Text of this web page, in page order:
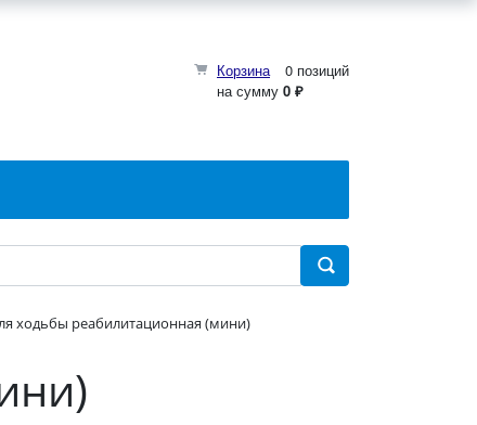
Корзина
0 позиций
на сумму 0 ₽
ходьбы реабилитационная (мини)